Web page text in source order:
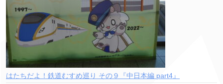
はたちだよ！鉄道むすめ巡り その９『中日本編 part4』